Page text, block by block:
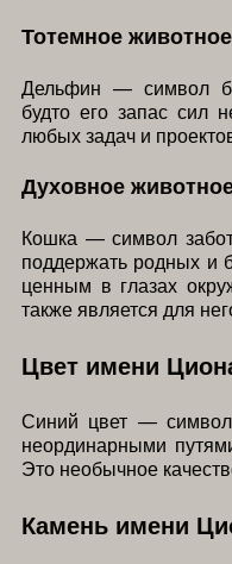
Тотемное
Дельфин — символ
будто его запас сил
любых задач и
Духовное
Кошка — символ
поддержать родных и
ценным в глазах
также является для
Цвет имени
Синий цвет — символ
неординарными
Это необычное
Камень имени